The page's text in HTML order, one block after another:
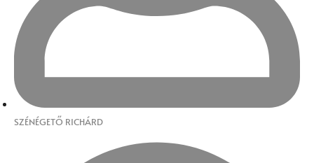
SZÉNÉGETŐ RICHÁRD